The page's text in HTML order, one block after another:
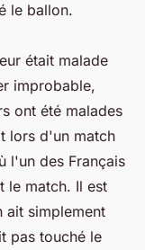
le ballon.
était malade
improbable,
ont été malades
lors d'un match
l'un des Français
le match. Il est
ait simplement
pas touché le